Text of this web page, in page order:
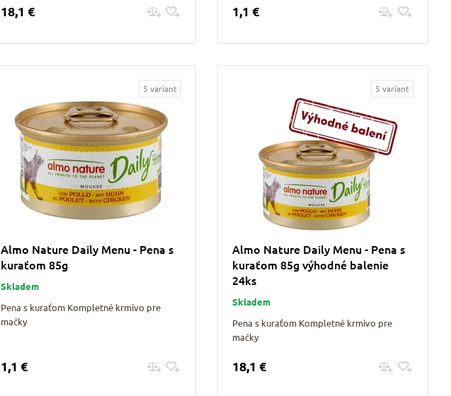
18,1 € 1,1 €
5 variant
Almo Nature Daily Menu - Pena s
kuraťom 85g
Skladem
Pena s kuraťom Kompletné krmivo pre
mačky
1,1 €
5 variant
Almo Nature Daily Menu - Pena s
kuraťom 85g výhodné balenie
24ks
Skladem
Pena s kuraťom Kompletné krmivo pre
mačky
18,1 €